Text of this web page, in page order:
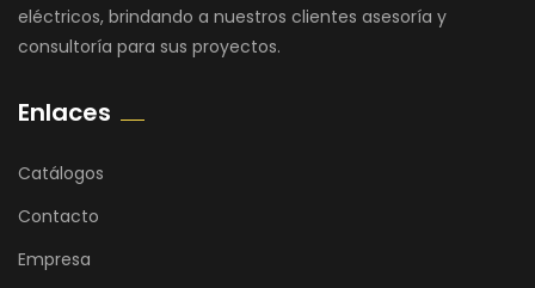
eléctricos, brindando a nuestros clientes asesoría y
consultoría para sus proyectos.
Enlaces
Catálogos
Contacto
Empresa